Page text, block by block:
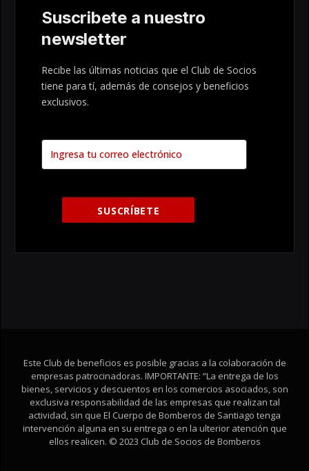
Suscribete a nuestro
newsletter
Recibe las últimas noticias que el Club de Socios
tiene para tí, además de consejos y beneficios
exclusivos.
Este Club de beneficios es posible gracias a la colaboración de
empresas patrocinadoras. IMPORTANTE: “La entrega de los
bienes, servicios y descuentos en los comercios asociados, son
exclusiva responsabilidad de las empresas que realizan tal
actividad, sin que El Cuerpo de Bomberos de Santiago tenga
intervención alguna en su entrega o en la ulterior atención que
ellos realicen. © 2023 Club de Socios de Bomberos